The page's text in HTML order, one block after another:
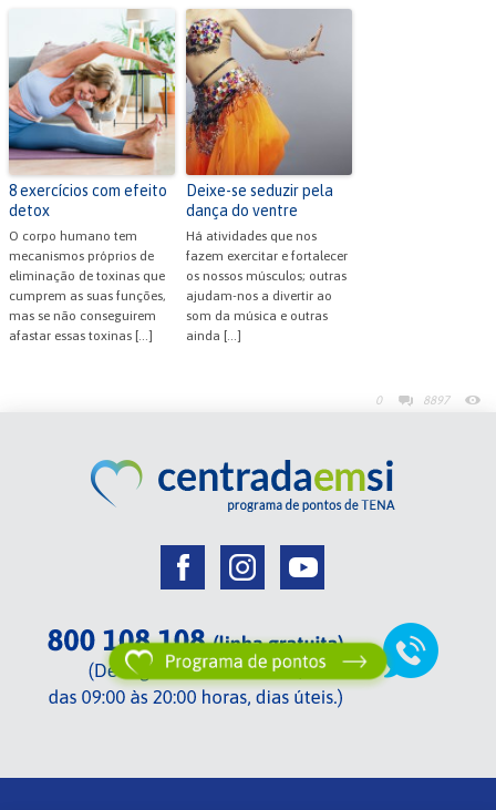
0 8897
8 exercícios com efeito
detox
O corpo humano tem
mecanismos próprios de
eliminação de toxinas que
cumprem as suas funções,
mas se não conseguirem
afastar essas toxinas […]
Deixe-se seduzir pela
dança do ventre
Há atividades que nos
fazem exercitar e fortalecer
os nossos músculos; outras
ajudam-nos a divertir ao
som da música e outras
ainda […]